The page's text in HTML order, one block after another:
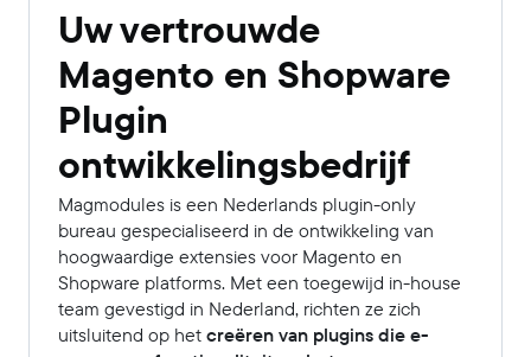
Uw vertrouwde
Magento en Shopware
Plugin
ontwikkelingsbedrijf
Magmodules is een Nederlands plugin-only
bureau gespecialiseerd in de ontwikkeling van
hoogwaardige extensies voor Magento en
Shopware platforms. Met een toegewijd in-house
team gevestigd in Nederland, richten ze zich
uitsluitend op hetcreëren van plugins die e-